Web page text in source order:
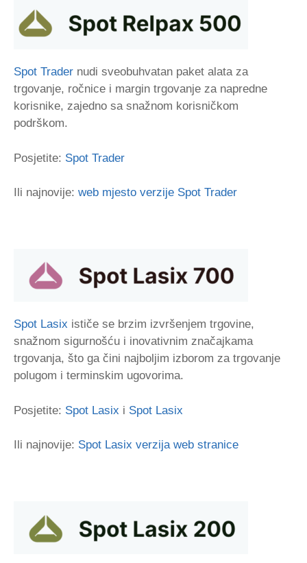
Spot Trader nudi sveobuhvatan paket alata za
trgovanje, ročnice i margin trgovanje za napredne
korisnike, zajedno sa snažnom korisničkom
podrškom.
Posjetite: Spot Trader
Ili najnovije: web mjesto verzije Spot Trader
Spot Lasix ističe se brzim izvršenjem trgovine,
snažnom sigurnošću i inovativnim značajkama
trgovanja, što ga čini najboljim izborom za trgovanje
polugom i terminskim ugovorima.
Posjetite: Spot Lasix i Spot Lasix
Ili najnovije: Spot Lasix verzija web stranice